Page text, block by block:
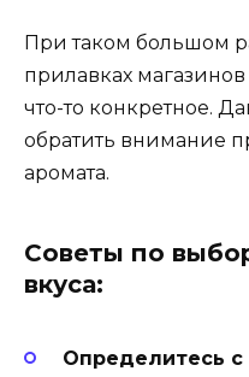
При таком большом
прилавках
что-то конкретное.
обратить внимание
аромата.
Советы по
вкуса:
Определитесь с